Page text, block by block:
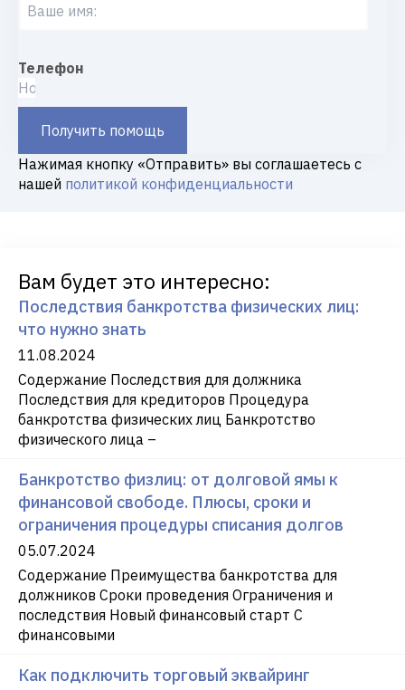
Телефон
Получить помощь
Нажимая кнопку «Отправить» вы соглашаетесь с
нашей политикой конфиденциальности
Вам будет это интересно:
Последствия банкротства физических лиц:
что нужно знать
11.08.2024
Содержание Последствия для должника
Последствия для кредиторов Процедура
банкротства физических лиц Банкротство
физического лица –
Банкротство физлиц: от долговой ямы к
финансовой свободе. Плюсы, сроки и
ограничения процедуры списания долгов
05.07.2024
Содержание Преимущества банкротства для
должников Сроки проведения Ограничения и
последствия Новый финансовый старт С
финансовыми
Как подключить торговый эквайринг